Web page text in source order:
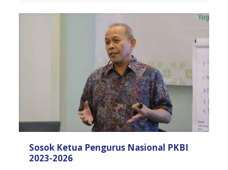
Sosok Ketua Pengurus Nasional PKBI
2023-2026